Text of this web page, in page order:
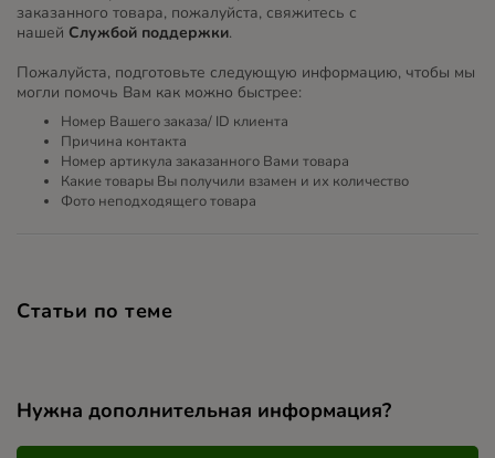
заказанного товара, пожалуйста, свяжитесь с
нашей Службой поддержки.
Пожалуйста, подготовьте следующую информацию, чтобы мы
могли помочь Вам как можно быстрее:
Номер Вашего заказа/ ID клиента
Причина контакта
Номер артикула заказанного Вами товара
Какие товары Вы получили взамен и их количество
Фото неподходящего товара
Статьи по теме
Нужна дополнительная информация?